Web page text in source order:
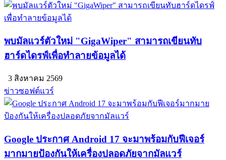
พบมัลแวร์ตัวใหม่ "GigaWiper" สามารถเขียนทับ
ฮาร์ดไดรฟ์เพื่อทำลายข้อมูลได้
3 สิงหาคม 2569
ข่าวซอฟต์แวร์
Google ประกาศ Android 17 จะมาพร้อมกับฟีเจอร์
มากมายป้องกันให้เครื่องปลอดภัยจากมัลแวร์